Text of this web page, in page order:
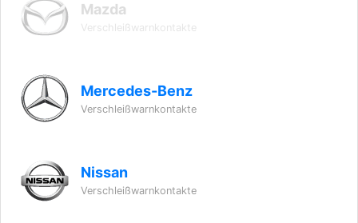
Mazda
Verschleißwarnkontakte
Mercedes-Benz
Verschleißwarnkontakte
Nissan
Verschleißwarnkontakte